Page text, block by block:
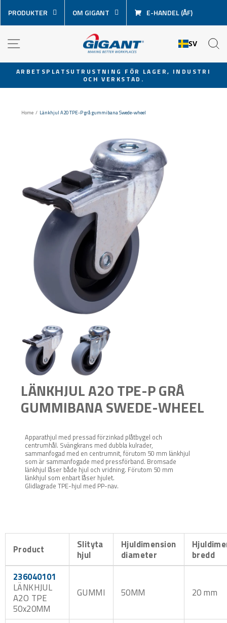
över
innehåll
PRODUKTER OM GIGANT E-HANDEL (ÅF)
SV
Pausa
ARBETSPLATSUTRUSTNING FÖR LAGER, INDUSTRI
OCH VERKSTAD.
Home / Länkhjul A2O TPE-P grå gummibana Swede-wheel
LÄNKHJUL A2O TPE-P GRÅ
GUMMIBANA SWEDE-WHEEL
Apparathjul med pressad förzinkad plåtbygel och
centrumhål. Svängkrans med dubbla kulrader,
sammanfogad med en centrumnit, förutom 50 mm länkhjul
som är sammanfogade med pressförband. Bromsade
länkhjul låser både hjul och vridning. Förutom 50 mm
länkhjul som enbart låser hjulet.
Glidlagrade TPE-hjul med PP-nav.
Product
Slityta
hjul
Hjuldimension
diameter
bredd
236040101
LÄNKHJUL
A2O TPE
50x20MM
GUMMI 50MM 20 mm